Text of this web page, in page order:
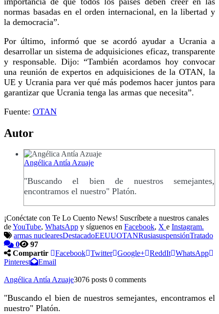
normas basadas en el orden internacional, en la libertad y
la democracia”.
Por último, informó que se acordó ayudar a Ucrania a
desarrollar un sistema de adquisiciones eficaz, transparente
y responsable. Dijo: “También acordamos hoy convocar
una reunión de expertos en adquisiciones de la OTAN, la
UE y Ucrania para ver qué más podemos hacer juntos para
garantizar que Ucrania tenga las armas que necesita”.
Fuente: OTAN
Autor
Angélica Antía Azuaje
"Buscando el bien de nuestros semejantes,
encontramos el nuestro" Platón.
¡Conéctate con Te Lo Cuento News! Suscríbete a nuestros canales
deYouTube, WhatsApp y síguenos en Facebook, X e Instagram.
armas nuclearesDestacadoEEUUOTANRusiasuspensiónTratado
0
97
Compartir
Facebook Twitter Google+ ReddIt WhatsApp
Pinterest
Email
Angélica Antía Azuaje3076 posts 0 comments
"Buscando el bien de nuestros semejantes, encontramos el
nuestro" Platón.